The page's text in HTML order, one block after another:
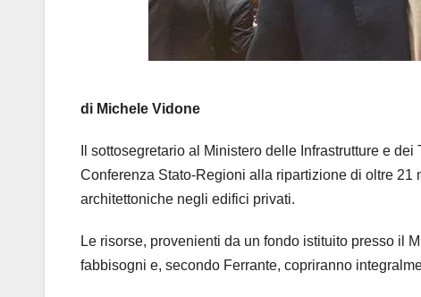
di Michele Vidone
Il sottosegretario al Ministero delle Infrastrutture e
Conferenza Stato-Regioni alla ripartizione di oltre
architettoniche negli edifici privati.
Le risorse, provenienti da un fondo istituito presso il
fabbisogni e, secondo Ferrante, copriranno